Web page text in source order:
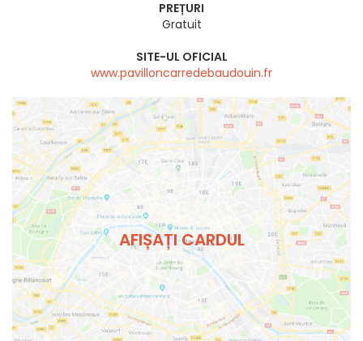
PREȚURI
Gratuit
SITE-UL OFICIAL
www.pavilloncarredebaudouin.fr
AFIȘAȚI CARDUL